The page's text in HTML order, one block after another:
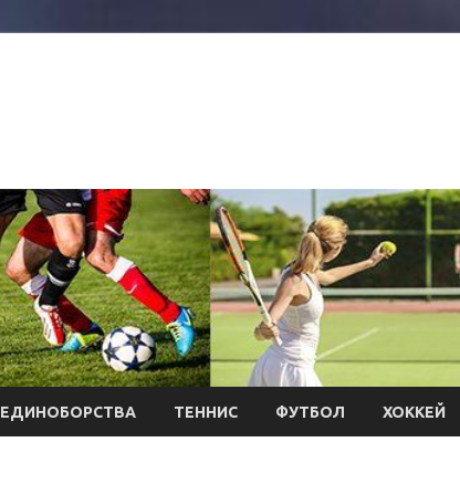
ЕДИНОБОРСТВА ТЕННИС ФУТБОЛ ХОККЕЙ